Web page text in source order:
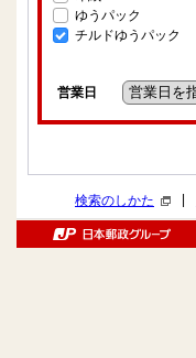
ゆうパック
チルドゆうパック
営業日
検索のしかた